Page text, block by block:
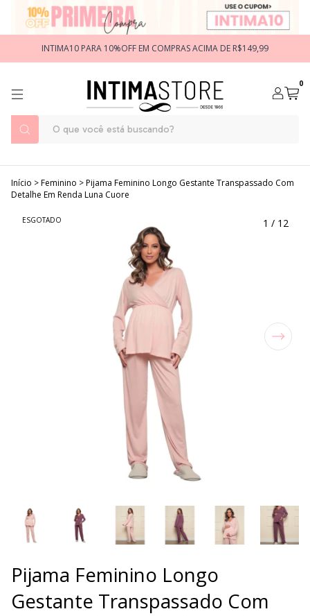
INTIMA10 PARA 10%OFF EM COMPRAS ACIMA DE R$149,99
0
Início >Feminino >Pijama Feminino Longo Gestante Transpassado Com
Detalhe Em Renda Luna Cuore
ESGOTADO 1 / 12
Pijama Feminino Longo
Gestante Transpassado Com